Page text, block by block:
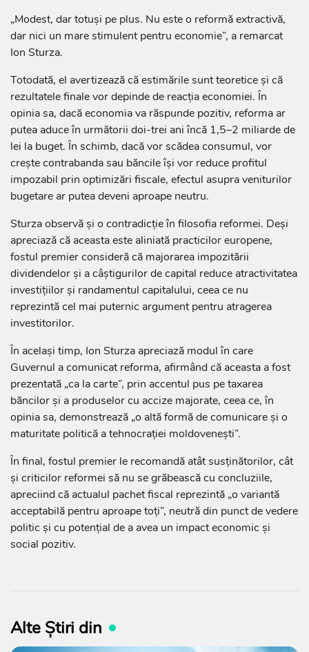
„Modest, dar totuși pe plus. Nu este o reformă extractivă,
dar nici un mare stimulent pentru economie”, a remarcat
Ion Sturza.
Totodată, el avertizează că estimările sunt teoretice și că
rezultatele finale vor depinde de reacția economiei. În
opinia sa, dacă economia va răspunde pozitiv, reforma ar
putea aduce în următorii doi-trei ani încă 1,5–2 miliarde de
lei la buget. În schimb, dacă vor scădea consumul, vor
crește contrabanda sau băncile își vor reduce profitul
impozabil prin optimizări fiscale, efectul asupra veniturilor
bugetare ar putea deveni aproape neutru.
Sturza observă și o contradicție în filosofia reformei. Deși
apreciază că aceasta este aliniată practicilor europene,
fostul premier consideră că majorarea impozitării
dividendelor și a câștigurilor de capital reduce atractivitatea
investițiilor și randamentul capitalului, ceea ce nu
reprezintă cel mai puternic argument pentru atragerea
investitorilor.
În același timp, Ion Sturza apreciază modul în care
Guvernul a comunicat reforma, afirmând că aceasta a fost
prezentată „ca la carte”, prin accentul pus pe taxarea
băncilor și a produselor cu accize majorate, ceea ce, în
opinia sa, demonstrează „o altă formă de comunicare și o
maturitate politică a tehnocrației moldovenești”.
În final, fostul premier le recomandă atât susținătorilor, cât
și criticilor reformei să nu se grăbească cu concluziile,
apreciind că actualul pachet fiscal reprezintă „o variantă
acceptabilă pentru aproape toți”, neutră din punct de vedere
politic și cu potențial de a avea un impact economic și
social pozitiv.
Alte Știri din